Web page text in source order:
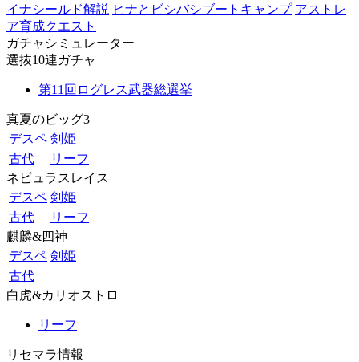
イナシールド解説 ヒナとビシバシブートキャンプ アストレ
ア育成クエスト
ガチャシミュレーター
選抜10連ガチャ
第11回ログレス武器総選挙
真夏のビッグ3
デスペ 剣姫
古代
リーフ
ネビュラスレイス
デスペ 剣姫
古代
リーフ
麒麟&四神
デスペ 剣姫
古代
白虎&カリオストロ
リーフ
リセマラ情報